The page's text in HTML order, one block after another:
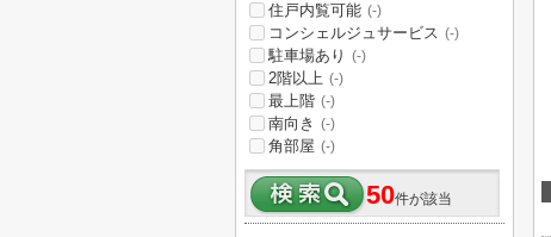
住戸内覧可能 (-)
コンシェルジュサービス (-)
駐車場あり (-)
2階以上 (-)
最上階 (-)
南向き (-)
角部屋 (-)
50件が該当